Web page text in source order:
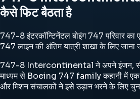
कैसे फिट बैठता है
747-8 इंटरकॉन्टिनेंटल बोइंग 747 परिवार का
747 लाइन की अंतिम यात्री शाखा के लिए जाना
747-8 Intercontinental ने अपने इंजन,
माध्यम से Boeing 747 family कहानी में एक
और मिशन संचालकों ने इसे उड़ान भरने के लिए